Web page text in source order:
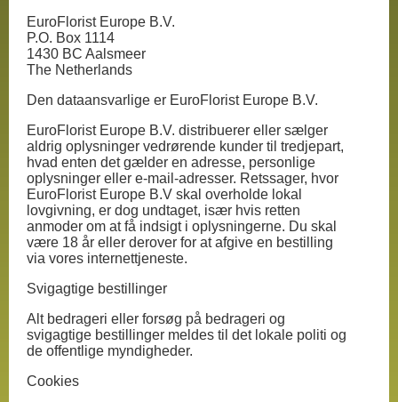
EuroFlorist Europe B.V.
P.O. Box 1114
1430 BC Aalsmeer
The Netherlands
Den dataansvarlige er EuroFlorist Europe B.V.
EuroFlorist Europe B.V. distribuerer eller sælger
aldrig oplysninger vedrørende kunder til tredjepart,
hvad enten det gælder en adresse, personlige
oplysninger eller e-mail-adresser. Retssager, hvor
EuroFlorist Europe B.V skal overholde lokal
lovgivning, er dog undtaget, især hvis retten
anmoder om at få indsigt i oplysningerne. Du skal
være 18 år eller derover for at afgive en bestilling
via vores internettjeneste.
Svigagtige bestillinger
Alt bedrageri eller forsøg på bedrageri og
svigagtige bestillinger meldes til det lokale politi og
de offentlige myndigheder.
Cookies